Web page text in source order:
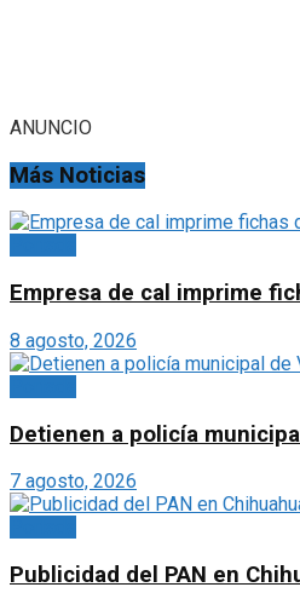
ANUNCIO
Más Noticias
Empresa de cal imprime
8 agosto, 2026
Detienen a policía
7 agosto, 2026
Publicidad del PAN en